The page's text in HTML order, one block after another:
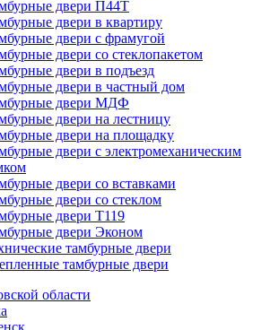
двери П44Т
двери в квартиру
двери с фрамугой
двери со стеклопакетом
двери в подъезд
двери в частный дом
двери МДФ
двери на лестницу
двери на площадку
двери с электромеханическим
двери со вставками
двери со стеклом
двери Т119
двери Эконом
тамбурные двери
тамбурные двери
области